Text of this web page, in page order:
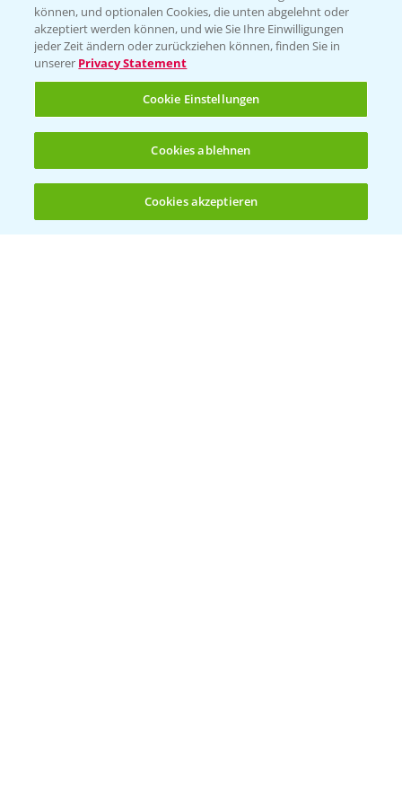
(noch 4)
Wetter Aktuell
BROSCHÜREN
Saatgut
Sonderkulturen
Verantwortung & Sorgfalt
können, und optionalen Cookies, die unten abgelehnt oder
akzeptiert werden können, und wie Sie Ihre Einwilligungen
jeder Zeit ändern oder zurückziehen können, finden Sie in
unserer Privacy Statement
Cookie Einstellungen
Cookies ablehnen
Cookies akzeptieren